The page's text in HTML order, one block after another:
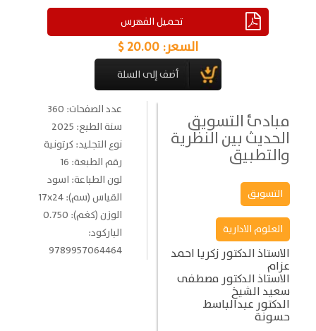
تحميل الفهرس
السعر: 20.00 $
مبادئ التسويق
الحديث بين النظرية
والتطبيق
التسويق
العلوم الادارية
الاستاذ الدكتور زكريا احمد
عزام
الاستاذ الدكتور مصطفى
سعيد الشيخ
الدكتور عبدالباسط
حسونة
عدد الصفحات: 360
سنة الطبع: 2025
نوع التجليد: كرتونية
رقم الطبعة: 16
لون الطباعة: اسود
القياس (سم): 17x24
الوزن (كغم): 0.750
الباركود:
9789957064464